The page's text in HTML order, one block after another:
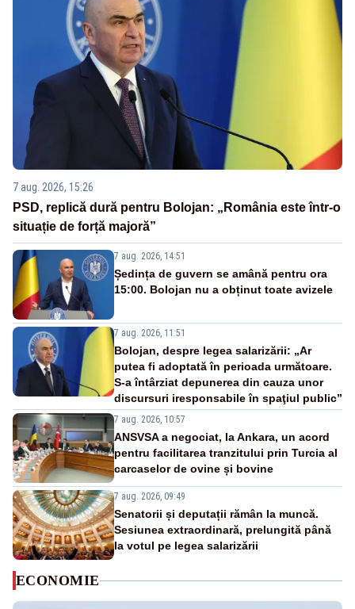
7 aug. 2026, 15:26
PSD, replică dură pentru Bolojan: „România este într-o
situație de forță majoră”
7 aug. 2026, 14:51
Ședința de guvern se amână pentru ora
15:00. Bolojan nu a obținut toate avizele
7 aug. 2026, 11:51
Bolojan, despre legea salarizării: „Ar
putea fi adoptată în perioada următoare.
S-a întârziat depunerea din cauza unor
discursuri iresponsabile în spaţiul public”
7 aug. 2026, 10:57
ANSVSA a negociat, la Ankara, un acord
pentru facilitarea tranzitului prin Turcia al
carcaselor de ovine și bovine
7 aug. 2026, 09:49
Senatorii și deputații rămân la muncă.
Sesiunea extraordinară, prelungită până
la votul pe legea salarizării
ECONOMIE